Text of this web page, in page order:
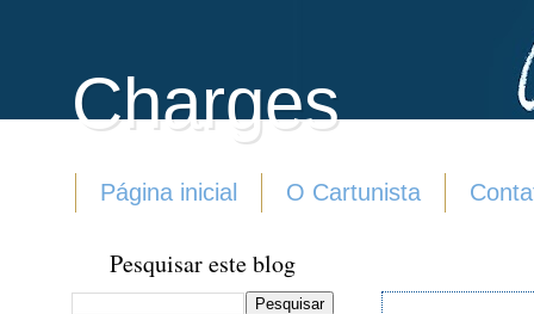
Charges
Página inicial O Cartunista
Pesquisar este blog